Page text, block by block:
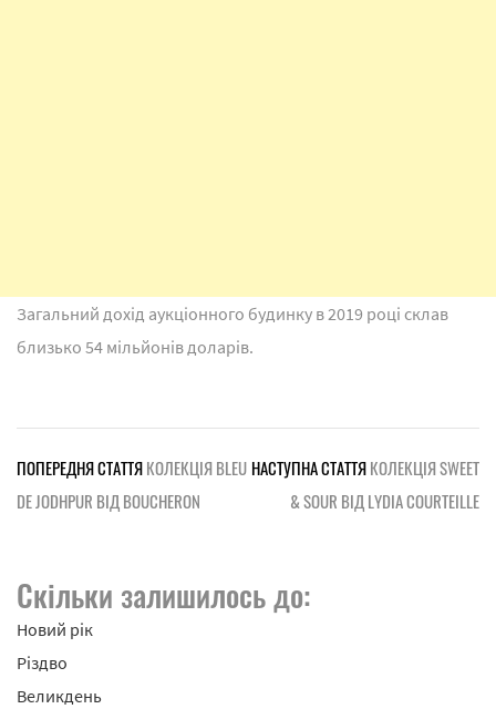
Загальний дохід аукціонного будинку в 2019 році склав
близько 54 мільйонів доларів.
ПОПЕРЕДНЯ СТАТТЯКОЛЕКЦІЯ BLEU
DE JODHPUR ВІД BOUCHERON
НАСТУПНА СТАТТЯКОЛЕКЦІЯ SWEET
& SOUR ВІД LYDIA COURTEILLE
Скільки залишилось до:
Новий рік
Різдво
Великдень